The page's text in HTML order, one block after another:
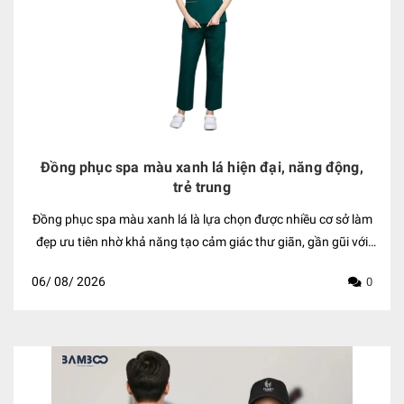
Đồng phục spa màu xanh lá hiện đại, năng động,
trẻ trung
Đồng phục spa màu xanh lá là lựa chọn được nhiều cơ sở làm
đẹp ưu tiên nhờ khả năng tạo cảm giác thư giãn, gần gũi với
Gam màu xanh lá mang đến hình ảnh tươi mới, nhẹ nhàng, phù
thương hiệu, mẫu đồng phục này còn giúp đội ngũ nhân viên
tạo ấn tượng chỉn chu, đồng nhất trong quá trình phục vụ.
Cùng Bamboo Uniform khám phá những thiết kế đồng phục
06/08/2026 0